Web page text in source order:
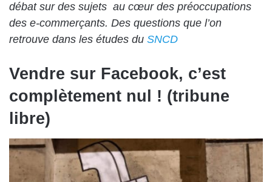
débat sur des sujets au cœur des préoccupations
des e-commerçants. Des questions que l’on
retrouve dans les études du SNCD
Vendre sur Facebook, c’est
complètement nul ! (tribune
libre)